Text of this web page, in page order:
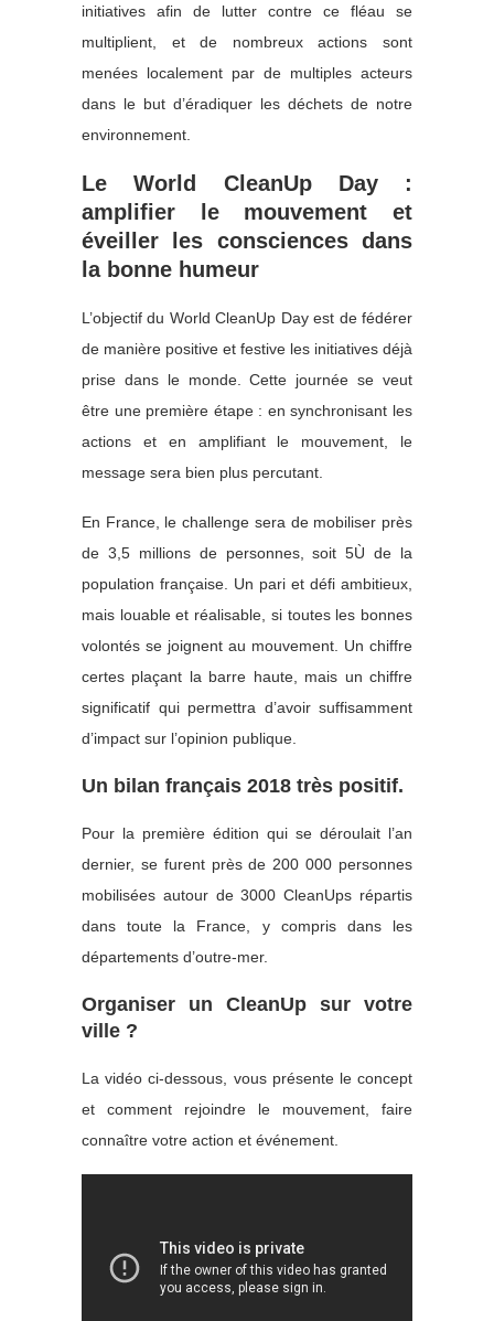
initiatives afin de lutter contre ce fléau se
multiplient, et de nombreux actions sont
menées localement par de multiples acteurs
dans le but d’éradiquer les déchets de notre
environnement.
Le World CleanUp Day :
amplifier le mouvement et
éveiller les consciences dans
la bonne humeur
L’objectif du World CleanUp Day est de fédérer
de manière positive et festive les initiatives déjà
prise dans le monde. Cette journée se veut
être une première étape : en synchronisant les
actions et en amplifiant le mouvement, le
message sera bien plus percutant.
En France, le challenge sera de mobiliser près
de 3,5 millions de personnes, soit 5Ù de la
population française. Un pari et défi ambitieux,
mais louable et réalisable, si toutes les bonnes
volontés se joignent au mouvement. Un chiffre
certes plaçant la barre haute, mais un chiffre
significatif qui permettra d’avoir suffisamment
d’impact sur l’opinion publique.
Un bilan français 2018 très positif.
Pour la première édition qui se déroulait l’an
dernier, se furent près de 200 000 personnes
mobilisées autour de 3000 CleanUps répartis
dans toute la France, y compris dans les
départements d’outre-mer.
Organiser un CleanUp sur votre
ville ?
La vidéo ci-dessous, vous présente le concept
et comment rejoindre le mouvement, faire
connaître votre action et événement.